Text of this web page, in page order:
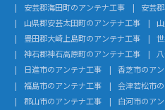
安芸郡海田町のアンテナ工事
安芸
山県郡安芸太田町のアンテナ工事
豊田郡大崎上島町のアンテナ工事
神石郡神石高原町のアンテナ工事
日進市のアンテナ工事
香芝市のア
福島市のアンテナ工事
会津若松市
郡山市のアンテナ工事
白河市のア